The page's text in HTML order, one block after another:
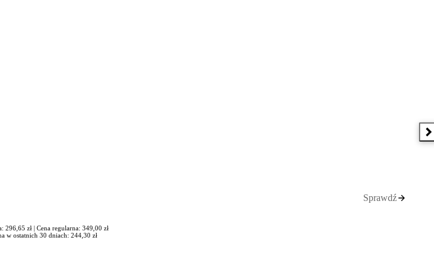
- otwiera się w nowym oknie
Sprawdź
296,65 zł | Cena regularna: 349,00 zł
w ostatnich 30 dniach: 244,30 zł